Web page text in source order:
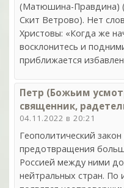
(Матюшина-Правдина)
Скит Ветрово). Нет
Христовы: «Когда же
восклонитесь и
приближается
Петр (Божьим
священник,
04.11.2022 в 20:21
Геополитический
предотвращения
Россией между ними
нейтральных стран. По